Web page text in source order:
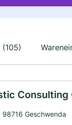
Consulting
98716 Geschwenda